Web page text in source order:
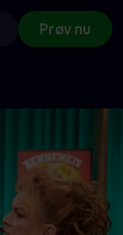
Prøv nu